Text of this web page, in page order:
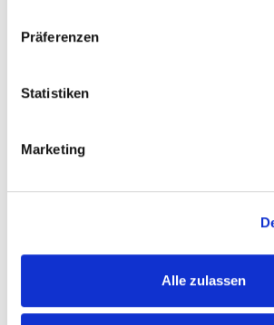
Präferenzen
Statistiken
Marketing
Alle zulassen
Kombiticket Donauturm &
Erwachsene € 37,50
MEHR ERFAHREN